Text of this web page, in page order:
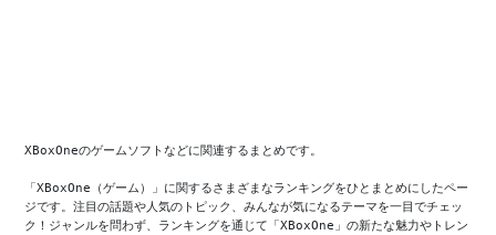
XBoxOneのゲームソフトなどに関連するまとめです。
「XBoxOne（ゲーム）」に関するさまざまなランキングをひとまとめにしたペー
ジです。注目の話題や人気のトピック、みんなが気になるテーマを一目でチェッ
ク！ジャンルを問わず、ランキングを通じて「XBoxOne」の新たな魅力やトレン